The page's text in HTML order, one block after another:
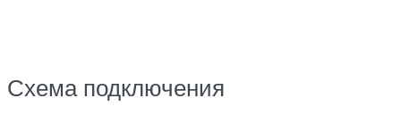
Схема подключения